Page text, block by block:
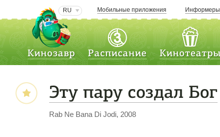
RU Мобильные приложения Информеры
Кинозавр Расписание
Эту пару создал Бог
Rab Ne Bana Di Jodi, 2008